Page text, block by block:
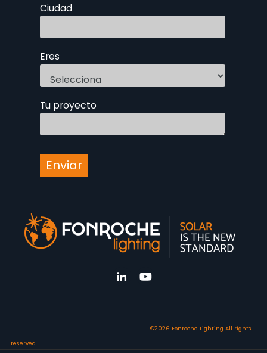
Ciudad
Eres
Tu proyecto
©2026 Fonroche Lighting All rights
reserved.